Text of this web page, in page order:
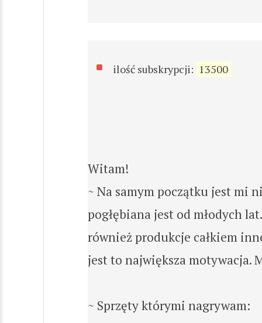
ilość subskrypcji: 13500
Witam!
~ Na samym początku jest mi
pogłębiana jest od młodych
również produkcje całkiem
jest to największa motywacja.
~ Sprzęty którymi nagrywam: